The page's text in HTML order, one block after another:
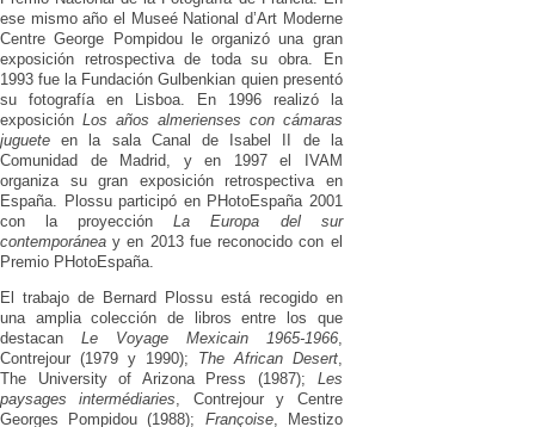
ese mismo año el Museé National d’Art Moderne
Centre George Pompidou le organizó una gran
exposición retrospectiva de toda su obra. En
1993 fue la Fundación Gulbenkian quien presentó
su fotografía en Lisboa. En 1996 realizó la
exposición Los años almerienses con cámaras
juguete en la sala Canal de Isabel II de la
Comunidad de Madrid, y en 1997 el IVAM
organiza su gran exposición retrospectiva en
España. Plossu participó en PHotoEspaña 2001
con la proyecciónLa Europa del sur
contemporánea y en 2013 fue reconocido con el
Premio PHotoEspaña.
El trabajo de Bernard Plossu está recogido en
una amplia colección de libros entre los que
destacan Le Voyage Mexicain 1965-1966,
Contrejour (1979 y 1990); The African Desert,
The University of Arizona Press (1987); Les
paysages intermédiaries, Contrejour y Centre
Georges Pompidou (1988); Françoise, Mestizo